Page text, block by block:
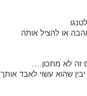
או להציל אותה
זה לא מתכון….
שהוא עשוי לאבד אותך